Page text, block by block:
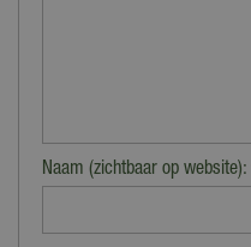
Naam (zichtbaar op website):